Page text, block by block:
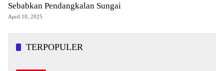
Sebabkan Pendangkalan Sungai
April 10, 2025
TERPOPULER